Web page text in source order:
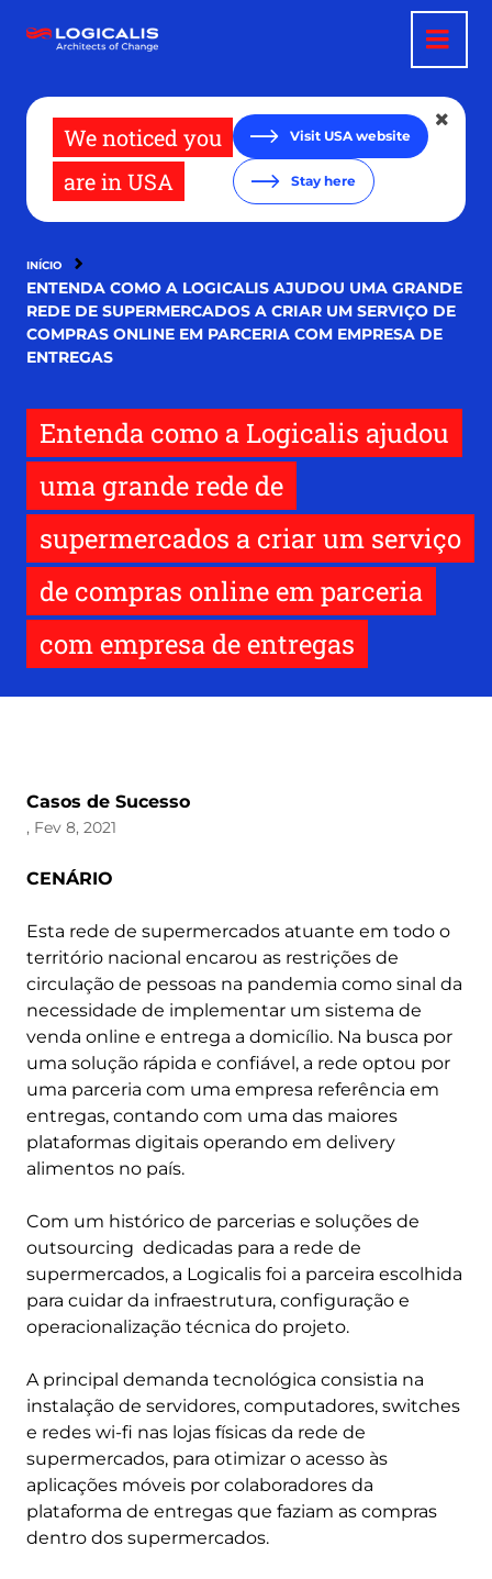
para
We noticed you
are in USA
Visit USA website
Stay here
INÍCIO
ENTENDA COMO A LOGICALIS AJUDOU UMA GRANDE
REDE DE SUPERMERCADOS A CRIAR UM SERVIÇO DE
COMPRAS ONLINE EM PARCERIA COM EMPRESA DE
ENTREGAS
Entenda como a Logicalis ajudou
uma grande rede de
supermercados a criar um serviço
de compras online em parceria
com empresa de entregas
Casos de Sucesso
, Fev 8, 2021
CENÁRIO
Esta rede de supermercados atuante em todo o
território nacional encarou as restrições de
circulação de pessoas na pandemia como sinal da
necessidade de implementar um sistema de
venda online e entrega a domicílio. Na busca por
uma solução rápida e confiável, a rede optou por
uma parceria com uma empresa referência em
entregas, contando com uma das maiores
plataformas digitais operando em delivery
alimentos no país.
Com um histórico de parcerias e soluções de
outsourcing dedicadas para a rede de
supermercados, a Logicalis foi a parceira escolhida
para cuidar da infraestrutura, configuração e
operacionalização técnica do projeto.
A principal demanda tecnológica consistia na
instalação de servidores, computadores, switches
e redes wi-fi nas lojas físicas da rede de
supermercados, para otimizar o acesso às
aplicações móveis por colaboradores da
plataforma de entregas que faziam as compras
dentro dos supermercados.